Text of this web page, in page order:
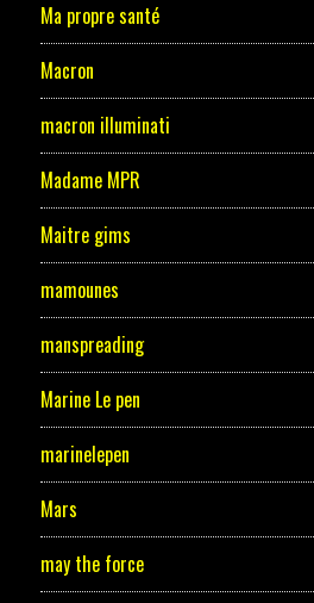
Ma propre santé
Macron
macron illuminati
Madame MPR
Maitre gims
mamounes
manspreading
Marine Le pen
marinelepen
Mars
may the force